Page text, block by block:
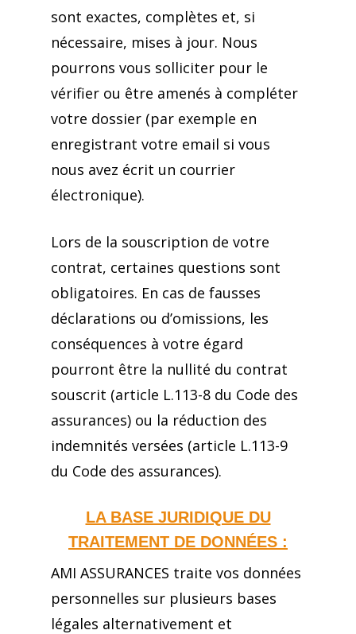
sont exactes, complètes et, si
nécessaire, mises à jour. Nous
pourrons vous solliciter pour le
vérifier ou être amenés à compléter
votre dossier (par exemple en
enregistrant votre email si vous
nous avez écrit un courrier
électronique).
Lors de la souscription de votre
contrat, certaines questions sont
obligatoires. En cas de fausses
déclarations ou d’omissions, les
conséquences à votre égard
pourront être la nullité du contrat
souscrit (article L.113-8 du Code des
assurances) ou la réduction des
indemnités versées (article L.113-9
du Code des assurances).
LA BASE JURIDIQUE DU
TRAITEMENT DE DONNÉES :
AMI ASSURANCES traite vos données
personnelles sur plusieurs bases
légales alternativement et